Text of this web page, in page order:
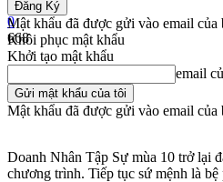
Mật khẩu đã được gửi vào email của
Khôi phục mật khẩu
Khởi tạo mật khẩu
email
Mật khẩu đã được gửi vào email của
0
668
Share
Doanh Nhân Tập Sự mùa 10 trở lại
chương trình. Tiếp tục sứ mệnh là